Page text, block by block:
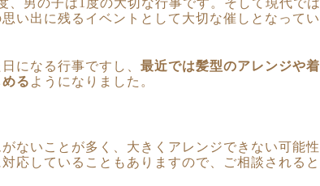
、男の子は1 度の大切な行事です。そして現代では
い出に残るイベントとして大切な催しとなってい
になる行事ですし、 最近では髪型のアレンジや着
る ようになりました。
ないことが多く、大きくアレンジできない可能性
応していることもありますので、ご相談されると